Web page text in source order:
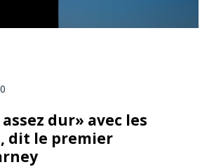
dur» avec les
dit le premier